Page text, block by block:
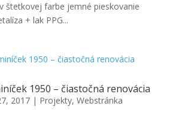
štetkovej farbe jemné pieskovanie
+ lak PPG...
1950 – čiastočná renovácia
2017| Projekty, Webstránka